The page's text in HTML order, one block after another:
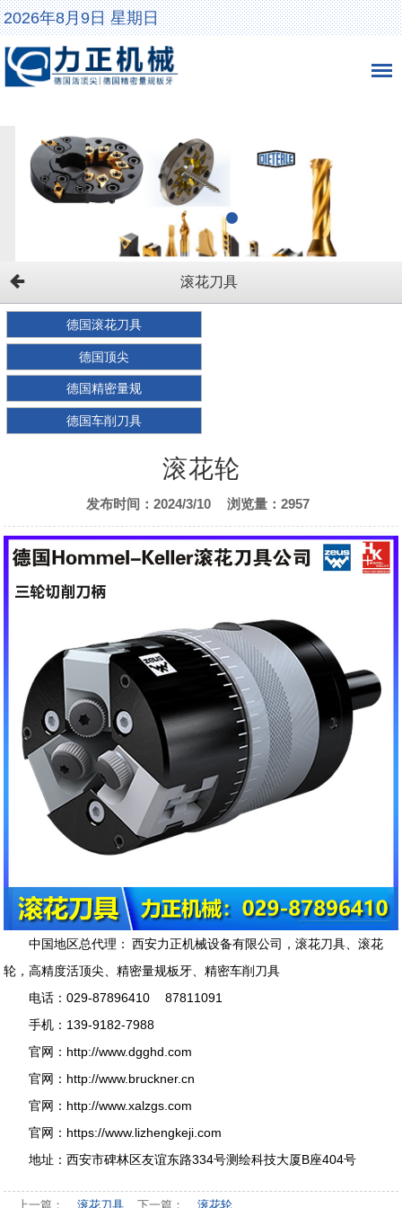
2026年8月9日 星期日
滚花刀具
德国滚花刀具
德国顶尖
德国精密量规
德国车削刀具
滚花轮
发布时间：2024/3/10 浏览量：2957
中国地区总代理 ： 西安力正机械设备有限公司 ， 滚花刀具、 滚花
轮 ，高精度活顶尖 、精密量规板牙 、精密车削刀具
电话：029-87896410 87811091
手机：139-9182-7988
官网： http://www.dgghd.com
官网： http://www.bruckner.cn
官网： http://www.xalzgs.com
官网： https://www.lizhengkeji.com
地址：西安市碑林区友谊东路334号测绘科技大厦B座404号
上一篇： 滚花刀具 下一篇： 滚花轮